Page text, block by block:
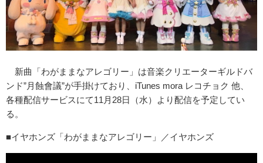
新曲「わがままなアレゴリー」は音楽クリエーターギルドバ
ンド”月蝕會議”が手掛けており、iTunes mora レコチョク 他、
各種配信サービスにて11月28日（水）より配信を予定してい
る。
■イヤホンズ「わがままなアレゴリー」／イヤホンズ